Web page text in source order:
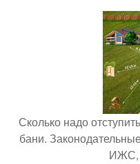
Сколько надо
бани.
ИЖС,